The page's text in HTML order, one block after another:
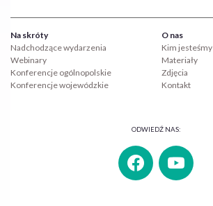
Na skróty
Nadchodzące wydarzenia
Webinary
Konferencje ogólnopolskie
Konferencje wojewódzkie
O nas
Kim jesteśmy
Materiały
Zdjęcia
Kontakt
ODWIEDŹ NAS: